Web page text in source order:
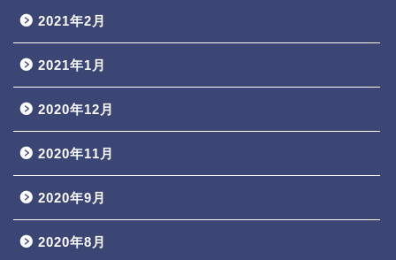
2021年2月
2021年1月
2020年12月
2020年11月
2020年9月
2020年8月